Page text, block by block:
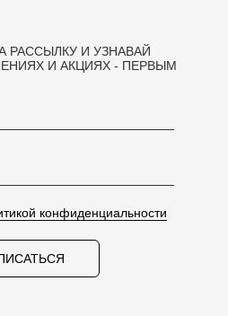
РАССЫЛКУ И УЗНАВАЙ
И АКЦИЯХ - ПЕРВЫМ
конфиденциальности